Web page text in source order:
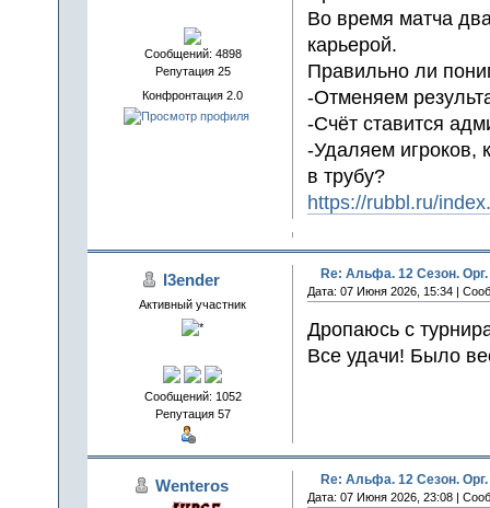
Сообщений: 4898
Репутация 25
Конфронтация 2.0
Во время матча
карьерой.
Правильно ли
-Отменяем
-Счёт ставится
-Удаляем игроков,
в трубу?
https://rubbl.ru/
I3ender
Активный участник
Сообщений: 1052
Репутация 57
Re: Альфа. 12 Сезон.
Дата: 07 Июня 2026, 15:34 |
Дропаюсь с
Все удачи! Было
Wenteros Re: Альфа. 12 Сезон.
Дата: 07 Июня 2026, 23:08 |